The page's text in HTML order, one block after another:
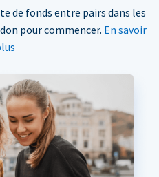
de fonds entre pairs dans les
pour commencer. En savoir